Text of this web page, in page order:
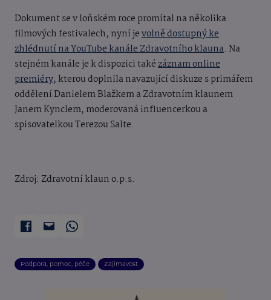
Dokument se v loňském roce promítal na několika
filmových festivalech, nyní jevolně dostupný ke
zhlédnutí na YouTube kanále Zdravotního klauna. Na
stejném kanále je k dispozici takézáznam online
premiéry, kterou doplnila navazující diskuze s primářem
oddělení Danielem Blažkem a Zdravotním klaunem
Janem Kynclem, moderovaná influencerkou a
spisovatelkou Terezou Salte.
Zdroj: Zdravotní klaun o.p.s.
Podpora, pomoc, péče Zajímavost